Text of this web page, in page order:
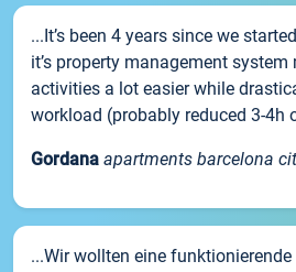
...It’s been 4 years since we
it’s property management
activities a lot easier while
workload (probably reduced 3-4h
Gordana apartments barcelona
...Wir wollten eine funktionierende